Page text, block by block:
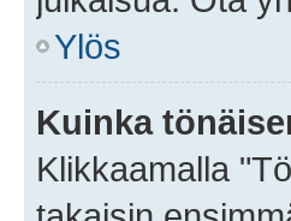
Ylös
Kuinka
Klikkaamalla